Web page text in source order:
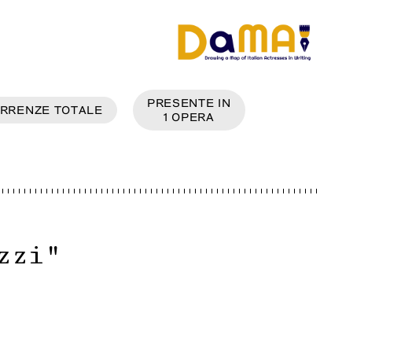
TOTALE
PRESENTE IN
1 OPERA
"